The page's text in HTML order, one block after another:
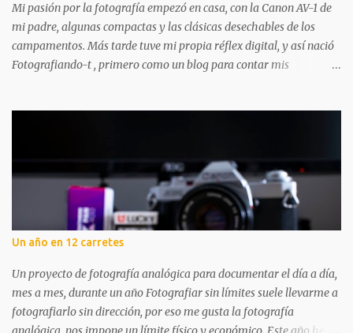
Mi pasión por la fotografía empezó en casa, con la Canon AV-1 de
mi padre, algunas compactas y las clásicas desechables de los
campamentos. Más tarde tuve mi propia réflex digital, y así nació
Fotografiando-t , primero como un blog para contar mis
negro, mucho más tarde revelé color por primera vez y poco a
poco vas dándote cuenta de que hay mil pasos que puedes seguir
para hacer tu foto: desde elegir cámara y carrete, hasta cómo
revelas y digitalizas. Todo el proceso me apasiona. Por eso, abrir
una tienda dedicada a la fotografía analógica en Logroño tenía
experiencias. Fotografiando-t no es solo un punto de compra. En
este pequeño pero cuidado...
Un año en 12 carretes
Un proyecto de fotografía analógica para documentar el día a día,
mes a mes, durante un año Fotografiar sin límites suele llevarme a
fotografiarlo sin dirección, por eso me gusta la fotografía